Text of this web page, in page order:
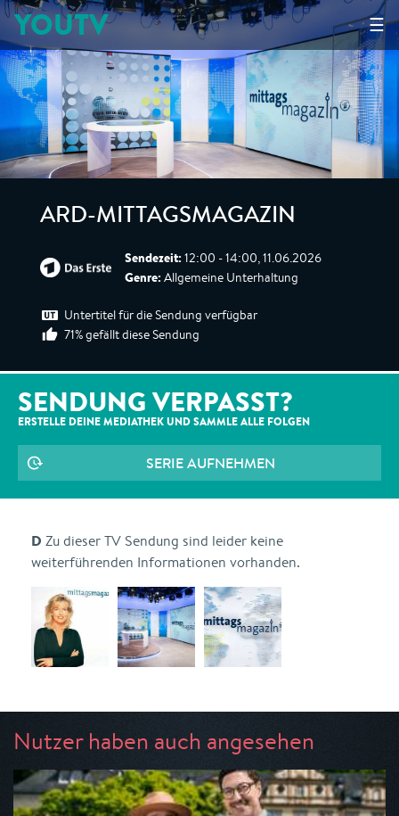
☰
YOUTV
ARD-MITTAGSMAGAZIN
Sendezeit: 12:00 - 14:00, 11.06.2026
Genre: Allgemeine Unterhaltung
Untertitel für die Sendung verfügbar
71% gefällt diese Sendung
SENDUNG VERPASST?
ERSTELLE DEINE MEDIATHEK UND SAMMLE ALLE FOLGEN
SERIE AUFNEHMEN
D Zu dieser TV Sendung sind leider keine
weiterführenden Informationen vorhanden.
Nutzer haben auch angesehen